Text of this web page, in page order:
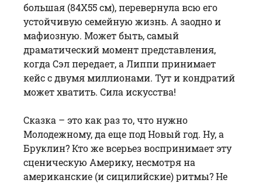
большая (84Х55 см), перевернула всю его
устойчивую семейную жизнь. А заодно и
мафиозную. Может быть, самый
драматический момент представления,
когда Сэл передает, а Липпи принимает
кейс с двумя миллионами. Тут и кондратий
может хватить. Сила искусства!
Сказка – это как раз то, что нужно
Молодежному, да еще под Новый год. Ну, а
Бруклин? Кто же всерьез воспринимает эту
сценическую Америку, несмотря на
американские (и сицилийские) ритмы? Не